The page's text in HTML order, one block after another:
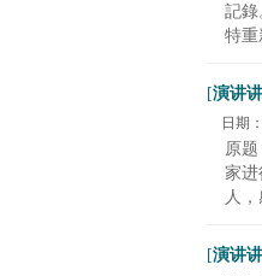
記錄
特重
[演讲
日期：
原
家进
人
[演讲